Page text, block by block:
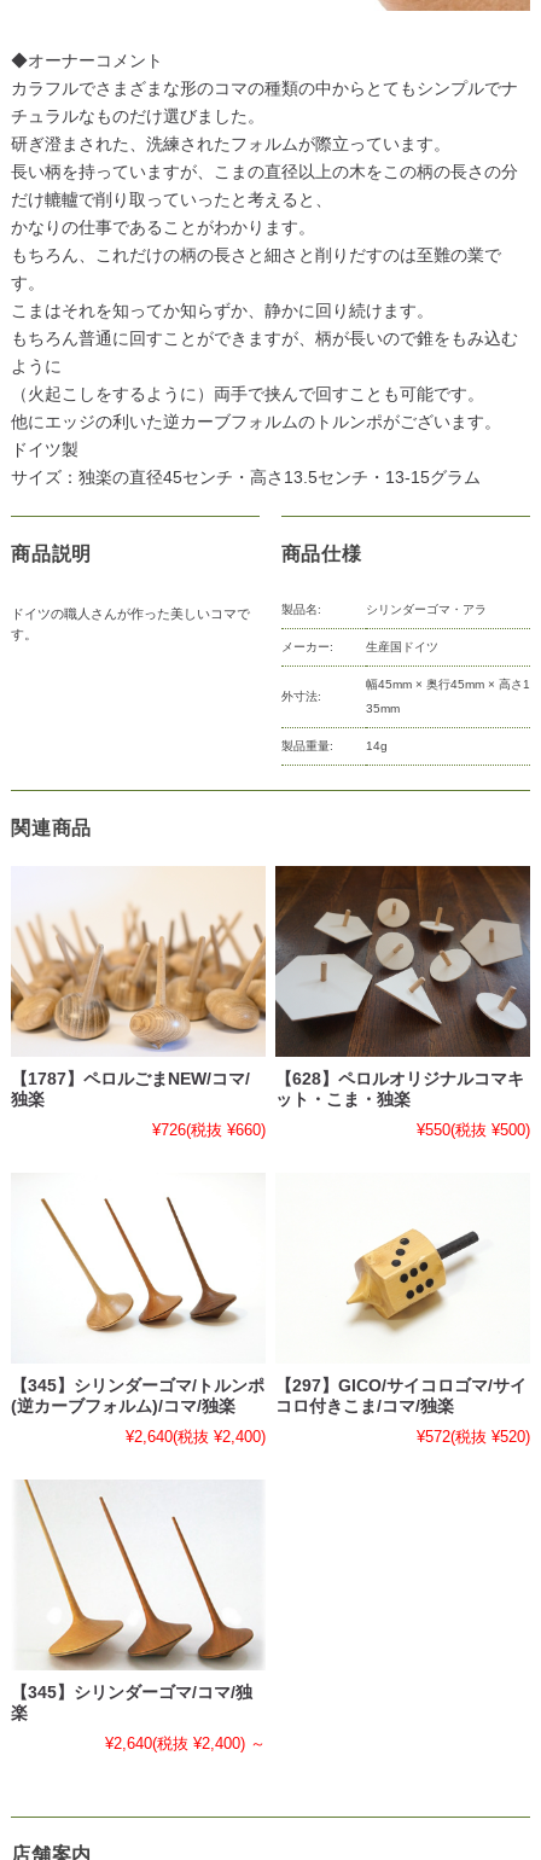
◆オーナーコメント
カラフルでさまざまな形のコマの種類の中からとてもシンプルでナ
チュラルなものだけ選びました。
研ぎ澄まされた、洗練されたフォルムが際立っています。
長い柄を持っていますが、こまの直径以上の木をこの柄の長さの分
だけ轆轤で削り取っていったと考えると、
かなりの仕事であることがわかります。
もちろん、これだけの柄の長さと細さと削りだすのは至難の業で
す。
こまはそれを知ってか知らずか、静かに回り続けます。
もちろん普通に回すことができますが、柄が長いので錐をもみ込む
ように
（火起こしをするように）両手で挟んで回すことも可能です。
他にエッジの利いた逆カーブフォルムのトルンポがございます。
ドイツ製
サイズ：独楽の直径45センチ・高さ13.5センチ・13-15グラム
商品説明
ドイツの職人さんが作った美しいコマで
す。
商品仕様
製品名: シリンダーゴマ・アラ
メーカー: 生産国ドイツ
外寸法:
幅45mm × 奥行45mm × 高さ1
35mm
製品重量: 14g
関連商品
【1787】ペロルごまNEW/コマ/
独楽
¥726(税抜 ¥660)
【628】ペロルオリジナルコマキ
ット・こま・独楽
¥550(税抜 ¥500)
【345】シリンダーゴマ/トルンポ
(逆カーブフォルム)/コマ/独楽
¥2,640(税抜 ¥2,400)
【297】GICO/サイコロゴマ/サイ
コロ付きこま/コマ/独楽
¥572(税抜 ¥520)
【345】シリンダーゴマ/コマ/独
楽
¥2,640(税抜 ¥2,400) ～
店舗案内